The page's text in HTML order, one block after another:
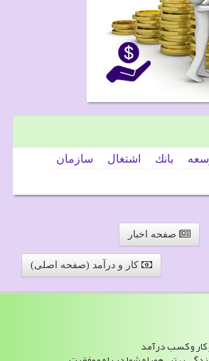
بانك اشتغال
سازمان
صفحه اخبار
کار و درآمد (صفحه اصلی)
کار و کسب درآمد